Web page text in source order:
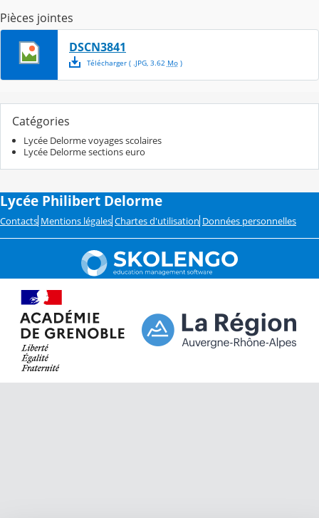
Pièces jointes
DSCN3841
Télécharger( .JPG, 3.62 Mo)
Catégories
Lycée Delorme voyages scolaires
Lycée Delorme sections euro
Lycée Philibert Delorme
Contacts Mentions légales Chartes d'utilisation Données personnelles